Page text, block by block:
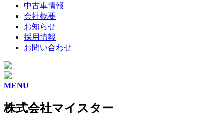
中古車情報
会社概要
お知らせ
採用情報
お問い合わせ
MENU
株式会社マイスター